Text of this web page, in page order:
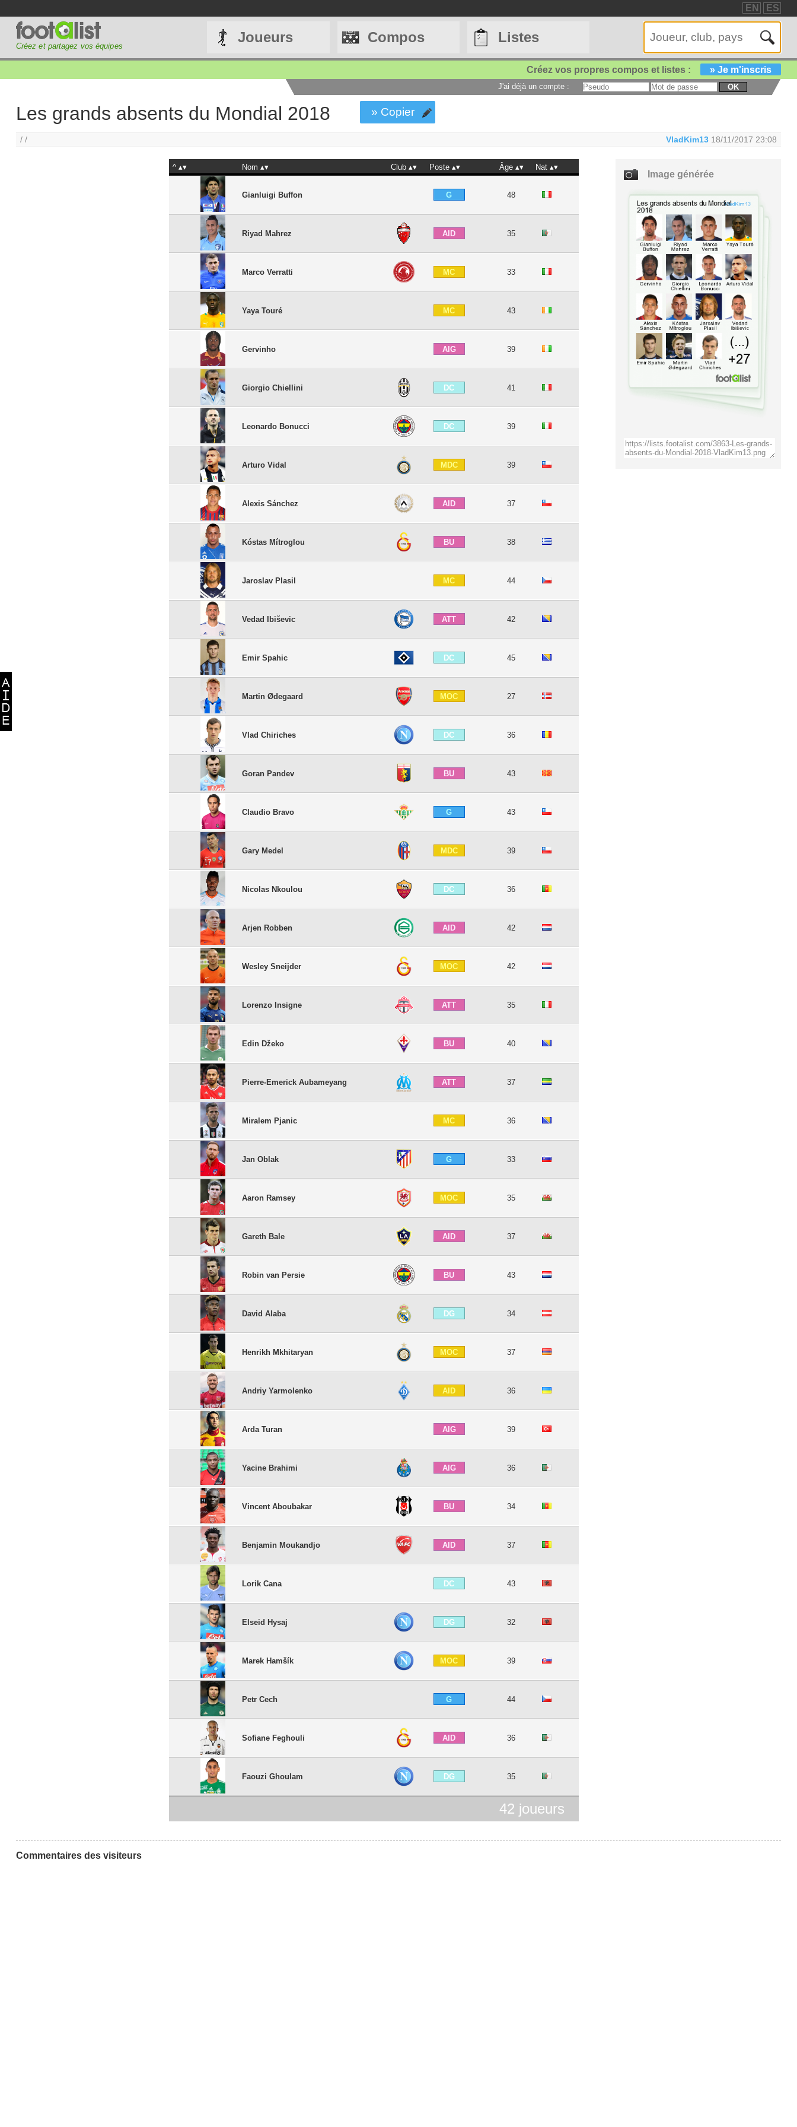
EN ES
Créez et partagez vos équipes
Joueurs Compos Listes
Créez vos propres compos et listes : » Je m'inscris
J'ai déjà un compte : OK
Les grands absents du Mondial 2018 » Copier
/ / VladKim13 18/11/2017 23:08
^ Nom Club Poste Âge Nat
Gianluigi Buffon G 48
Riyad Mahrez AID 35
Marco Verratti MC 33
Yaya Touré MC 43
Gervinho AIG 39
Giorgio Chiellini DC 41
Leonardo Bonucci DC 39
Arturo Vidal MDC 39
Alexis Sánchez AID 37
Kóstas Mítroglou BU 38
Jaroslav Plasil MC 44
Vedad Ibiševic ATT 42
Emir Spahic DC 45
Martin Ødegaard MOC 27
Vlad Chiriches DC 36
Goran Pandev BU 43
Claudio Bravo G 43
Gary Medel MDC 39
Nicolas Nkoulou DC 36
Arjen Robben AID 42
Wesley Sneijder MOC 42
Lorenzo Insigne ATT 35
Edin Džeko BU 40
Pierre-Emerick Aubameyang ATT 37
Miralem Pjanic MC 36
Jan Oblak G 33
Aaron Ramsey MOC 35
Gareth Bale AID 37
Robin van Persie BU 43
David Alaba DG 34
Henrikh Mkhitaryan MOC 37
Andriy Yarmolenko AID 36
Arda Turan AIG 39
Yacine Brahimi AIG 36
Vincent Aboubakar BU 34
Benjamin Moukandjo AID 37
Lorik Cana DC 43
Elseid Hysaj DG 32
Marek Hamšík MOC 39
Petr Cech G 44
Sofiane Feghouli AID 36
Faouzi Ghoulam DG 35
42 joueurs
Image générée
Commentaires des visiteurs